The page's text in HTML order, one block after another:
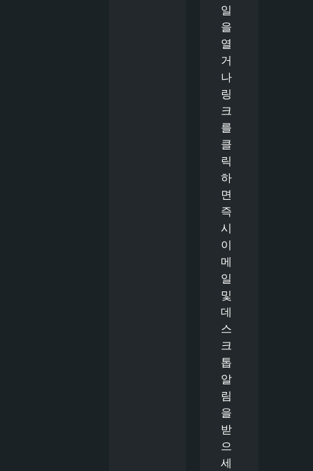
일
을
열
거
나
링
크
를
클
릭
하
면
즉
시
이
메
일
및
데
스
크
톱
알
림
을
받
으
세